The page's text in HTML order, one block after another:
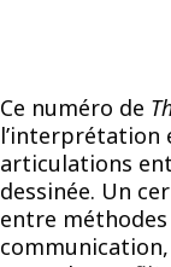
Ce numéro de
l’interprétation
articulations
dessinée. Un
entre